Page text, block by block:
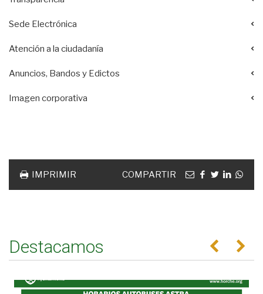
Sede Electrónica
Atención a la ciudadanía
Anuncios, Bandos y Edictos
Imagen corporativa
IMPRIMIR COMPARTIR Emailfacebook
twitterlinkedin
Destacamos Anterior